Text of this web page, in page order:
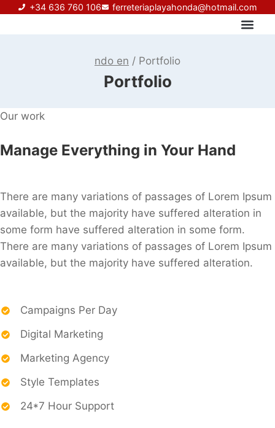
+34 636 760 106 ferreteriaplayahonda@hotmail.com
ndo en / Portfolio
Portfolio
Our work
Manage Everything in Your Hand
There are many variations of passages of Lorem Ipsum
available, but the majority have suffered alteration in
some form have suffered alteration in some form.
There are many variations of passages of Lorem Ipsum
available, but the majority have suffered alteration.
Campaigns Per Day
Digital Marketing
Marketing Agency
Style Templates
24*7 Hour Support